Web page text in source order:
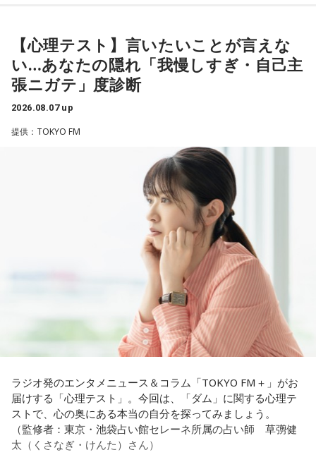
ほのか・海：ありがとうございます。
潮：「コニファー」はテレビアニメ「これ描いて死ね」のエ
ンディングテーマとなっています。
ね？
遠山：この楽曲はどこから作り始めました？
ほのか：「これ描いて死ね」は、マンガを描くことを題材に
した作品なんですけど、まずは原作を読みました。それで、0
から1にするときに、心のなかで薪をくべて火種を燃やしてい
く。そして、風が吹いてめちゃめちゃ燃えていくみたいな。
そういったものを絶やさずに「自分だけでやっていくぞ！」
みたいな気持ちと、私がお家で音楽を作っているとき
の……“色”かな？ その色がすごく一致している部分があったの
で、今回はアニメのエンディングテーマとして曲を書かせて
もらったんですけど、結構パーソナルな部分が出た作品にな
遠山：自分自身の内面をすごく辿って探っている曲ですよ
ね？
ほのか：はい。私は「自分自身を分かってみたい」という気
れることがあります。病気だからと割り切って仕事に就いて
いるのですが、心が疲れてきています。私生活は充実してお
り、夫と新しく家を建てるためにも仕事は辞められません。
仕事がつらいからこそ私生活が充実する、幸せになるぞとい
の心持ちについてアドバイスをいただけないでしょうか？
――患者からの暴言や暴力に心が折れそうになりながらも、
過酷な現場で奮闘する看護師の相談に対し、江原は「意外な
ことを申し上げるようだけれど……」と前置きした上で、具体
的なアドバイスを提示しました。
江原：私はね、ちょっと意外なことを申し上げるようだけれ
ど、「体力」だと思います。やっぱり、ちゃんと食べて、よ
く寝る。で、やっぱり看護師さんって不規則でしょう？ 夜勤
とかね。いろいろとシフトがあるから、身体のコンディショ
ンを持っていくのがとっても大変だと思うの。
これ、ばかにならなくて、私、いつもフィジカルとスピリチ
と言っているんです。昔から「健全な身体に健全な精神宿
る」って言いますでしょう？
それは、例えばご病気の方とかはダメだとか、そういう風に
差別しているわけではなくてね。私達、コンディションが良
【心理テスト】言いたいことが言えな
い…あなたの隠れ「我慢しすぎ・自己主
張ニガテ」度診断
2026.08.07 up
提供：TOKYO FM
ラジオ発のエンタメニュース＆コラム「TOKYO FM＋」がお
届けする「心理テスト」。今回は、「ダム」に関する心理テ
ストで、心の奥にある本当の自分を探ってみましょう。
（監修者：東京・池袋占い館セレーネ所属の占い師 草彅健
太（くさなぎ・けんた）さん）